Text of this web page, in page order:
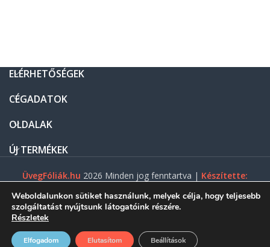
ELÉRHETŐSÉGEK
CÉGADATOK
OLDALAK
ÚJ TERMÉKEK
ÜvegFóliák.hu 2026 Minden jog fenntartva | Készítette:
Gasztro Net Kft.
Weboldalunkon sütiket használunk, melyek célja, hogy teljesebb
szolgáltatást nyújtsunk látogatóink részére.
Részletek
Elfogadom Elutasítom Beállítások